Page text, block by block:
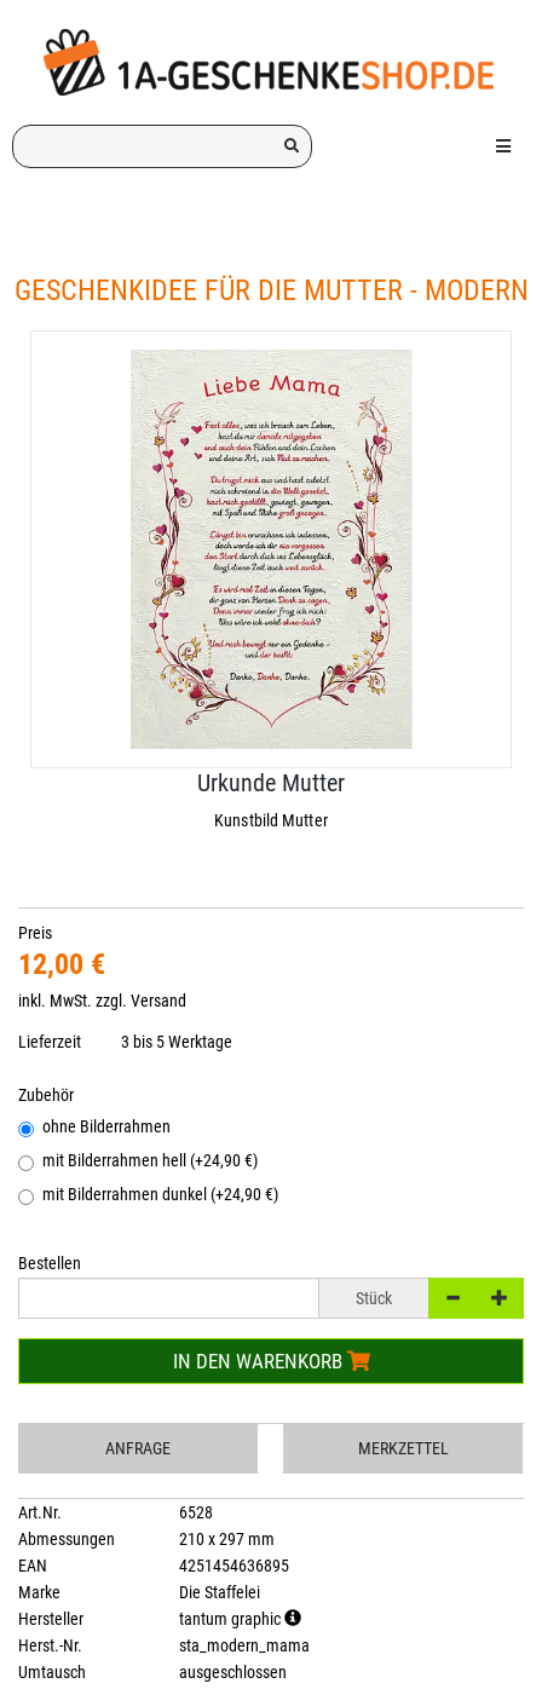
Ich
suche
Menü
GESCHENKIDEE FÜR DIE MUTTER - MODERN
Urkunde Mutter
Kunstbild Mutter
Preis
12,00 €
inkl. MwSt. zzgl. Versand
Lieferzeit 3 bis 5 Werktage
Zubehör
ohne Bilderrahmen
mit Bilderrahmen hell (+24,90 €)
mit Bilderrahmen dunkel (+24,90 €)
Bestellen
Stück
IN DEN WARENKORB
ANFRAGE MERKZETTEL
Art.Nr.
6528
Abmessungen
210 x 297 mm
EAN
4251454636895
Marke
Die Staffelei
Hersteller
tantum graphic
Herst.-Nr.
sta_modern_mama
Umtausch
ausgeschlossen